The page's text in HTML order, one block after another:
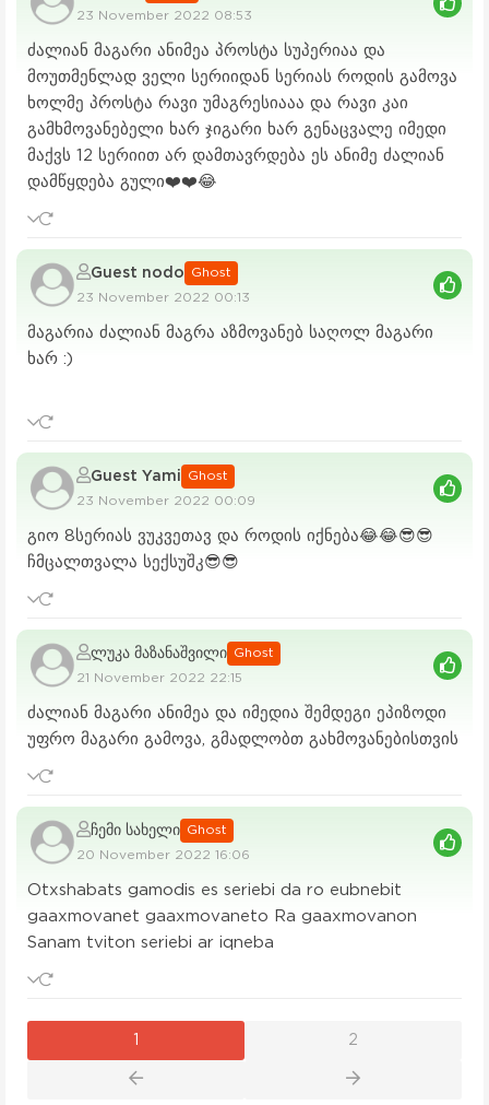
23 November 2022 08:53
ძალიან მაგარი ანიმეა პროსტა სუპერიაა და
მოუთმენლად ველი სერიიდან სერიას როდის გამოვა
ხოლმე პროსტა რავი უმაგრესიააა და რავი კაი
გამხმოვანებელი ხარ ჯიგარი ხარ გენაცვალე იმედი
მაქვს 12 სერიით არ დამთავრდება ეს ანიმე ძალიან
დამწყდება გული❤️❤️😂
Guest nodo Ghost
23 November 2022 00:13
მაგარია ძალიან მაგრა აზმოვანებ საღოლ მაგარი
ხარ :)
Guest Yami Ghost
23 November 2022 00:09
გიო 8სერიას ვუკვეთავ და როდის იქნება😂😂😎😎
ჩმცალთვალა სექსუშკ😎😎
ლუკა მაზანაშვილი Ghost
21 November 2022 22:15
ძალიან მაგარი ანიმეა და იმედია შემდეგი ეპიზოდი
უფრო მაგარი გამოვა, გმადლობთ გახმოვანებისთვის
ჩემი სახელი Ghost
20 November 2022 16:06
Otxshabats gamodis es seriebi da ro eubnebit
gaaxmovanet gaaxmovaneto Ra gaaxmovanon
Sanam tviton seriebi ar iqneba
2